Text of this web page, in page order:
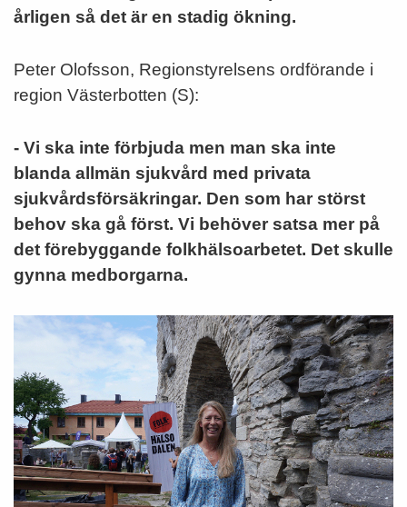
årligen så det är en stadig ökning.
Peter Olofsson, Regionstyrelsens ordförande i
region Västerbotten (S):
- Vi ska inte förbjuda men man ska inte
blanda allmän sjukvård med privata
sjukvårdsförsäkringar. Den som har störst
behov ska gå först. Vi behöver satsa mer på
det förebyggande folkhälsoarbetet. Det skulle
gynna medborgarna.